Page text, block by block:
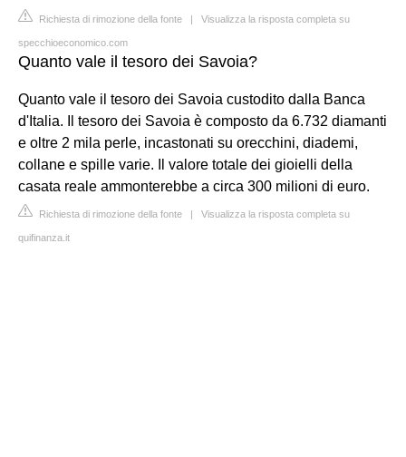
Richiesta di rimozione della fonte | Visualizza la risposta completa su
specchioeconomico.com
Quanto vale il tesoro dei Savoia?
Quanto vale il tesoro dei Savoia custodito dalla Banca
d'Italia. Il tesoro dei Savoia è composto da 6.732 diamanti
e oltre 2 mila perle, incastonati su orecchini, diademi,
collane e spille varie. Il valore totale dei gioielli della
casata reale ammonterebbe a circa 300 milioni di euro.
Richiesta di rimozione della fonte | Visualizza la risposta completa su
quifinanza.it